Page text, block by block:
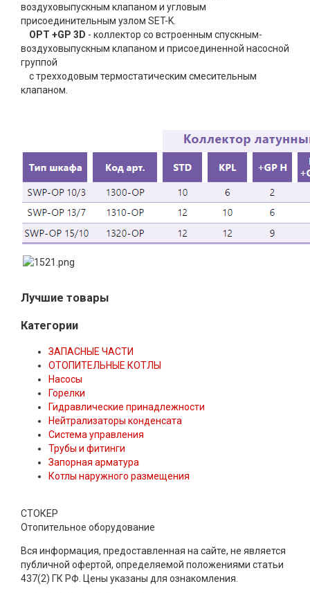
воздуховыпускным клапаном и угловым
присоединительным узлом SET-K.
OPT +GP 3D - коллектор со встроенным спускным-
воздуховыпускным клапаном и присоединенной насосной
группой
с трехходовым термостатическим смесительным
клапаном.
Лучшие товары
Категории
ЗАПАСНЫЕ ЧАСТИ
ОТОПИТЕЛЬНЫЕ КОТЛЫ
Насосы
Горелки
Гидравлические принадлежности
Нейтрализаторы конденсата
Система управления
Трубы и фитинги
Запорная арматура
Котлы наружного размещения
СТОКЕР
Отопительное оборудование
Вся информация, предоставленная на сайте, не является
публичной офертой, определяемой положениями статьи
437(2) ГК РФ. Цены указаны для ознакомления.